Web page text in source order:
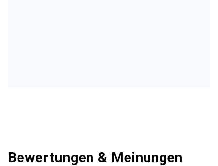
Bewertungen & Meinungen